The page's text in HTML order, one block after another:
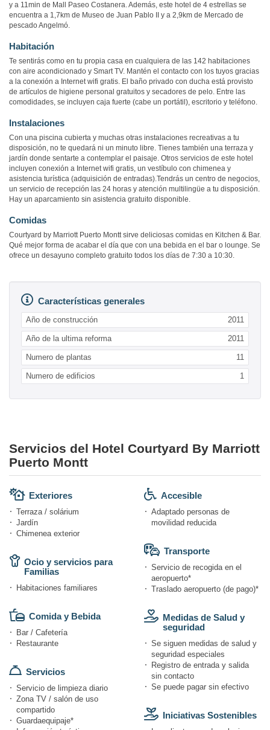
y a 11min de Mall Paseo Costanera. Además, este hotel de 4 estrellas se
encuentra a 1,7km de Museo de Juan Pablo II y a 2,9km de Mercado de
pescado Angelmó.
Habitación
Te sentirás como en tu propia casa en cualquiera de las 142 habitaciones
con aire acondicionado y Smart TV. Mantén el contacto con los tuyos gracias
a la conexión a Internet wifi gratis. El baño privado con ducha está provisto
de artículos de higiene personal gratuitos y secadores de pelo. Entre las
comodidades, se incluyen caja fuerte (cabe un portátil), escritorio y teléfono.
Instalaciones
Con una piscina cubierta y muchas otras instalaciones recreativas a tu
disposición, no te quedará ni un minuto libre. Tienes también una terraza y
jardín donde sentarte a contemplar el paisaje. Otros servicios de este hotel
incluyen conexión a Internet wifi gratis, un vestíbulo con chimenea y
asistencia turística (adquisición de entradas).Tendrás un centro de negocios,
un servicio de recepción las 24 horas y atención multilingüe a tu disposición.
Hay un aparcamiento sin asistencia gratuito disponible.
Comidas
Courtyard by Marriott Puerto Montt sirve deliciosas comidas en Kitchen & Bar.
Qué mejor forma de acabar el día que con una bebida en el bar o lounge. Se
ofrece un desayuno completo gratuito todos los días de 7:30 a 10:30.
Características generales
Año de construcción 2011
Año de la ultima reforma 2011
Numero de plantas 11
Numero de edificios 1
Servicios del Hotel Courtyard By Marriott
Puerto Montt
Exteriores
Terraza / solárium
Jardín
Chimenea exterior
Ocio y servicios para
Familias
Habitaciones familiares
Comida y Bebida
Bar / Cafetería
Restaurante
Servicios
Servicio de limpieza diario
Zona TV / salón de uso
compartido
Guardaequipaje*
Accesible
Adaptado personas de
movilidad reducida
Transporte
Servicio de recogida en el
aeropuerto*
Traslado aeropuerto (de pago)*
Medidas de Salud y
seguridad
Se siguen medidas de salud y
seguridad especiales
Registro de entrada y salida
sin contacto
Se puede pagar sin efectivo
Iniciativas Sostenibles